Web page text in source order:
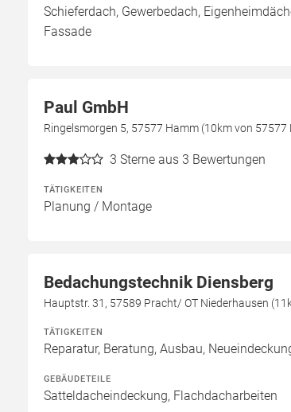
Schieferdach, Gewerbedach,
Fassade
Paul GmbH
Ringelsmorgen 5, 57577 Hamm (10km von 57577
3 Sterne aus 3 Bewertungen
TÄTIGKEITEN
Planung / Montage
Bedachungstechnik Diensberg
Hauptstr. 31, 57589 Pracht/ OT Niederhausen
TÄTIGKEITEN
Reparatur, Beratung, Ausbau,
GEBÄUDETEILE
Satteldacheindeckung, Flachdacharbeiten